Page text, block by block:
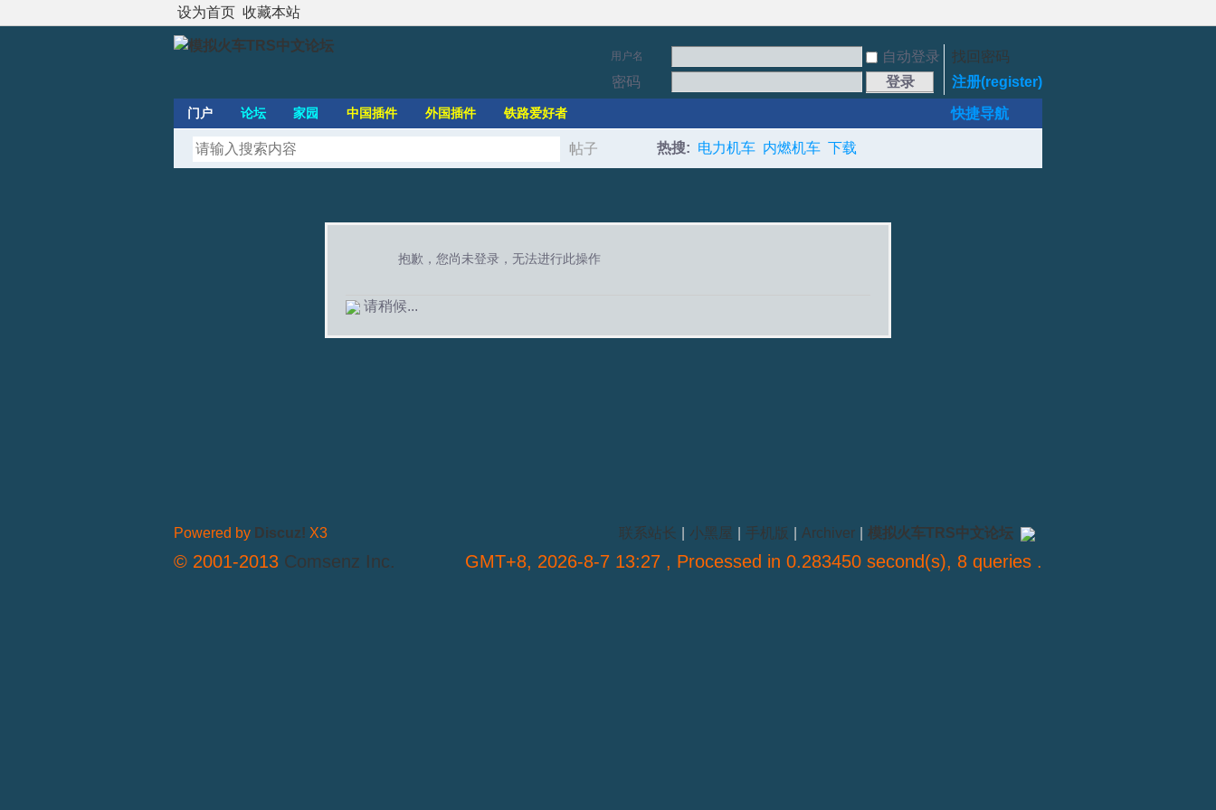
设为首页 收藏本站
用户名 自动登录
找回密码
密码
登录 注册(register)
快捷导航
门户 论坛 家园 中国插件 外国插件 铁路爱好者
帖子
热搜: 电力机车 内燃机车 下载
抱歉，您尚未登录，无法进行此操作
请稍候...
联系站长 小黑屋 手机版 Archiver 模拟火车TRS中文论坛
GMT+8, 2026-8-7 13:27 , Processed in 0.283450 second(s), 8 queries .
Powered by Discuz! X3
© 2001-2013 Comsenz Inc.